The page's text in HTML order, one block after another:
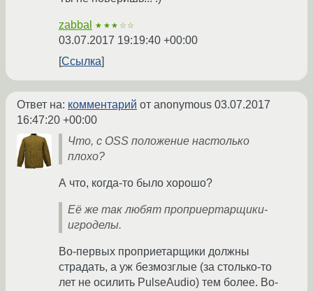
zabbal ★★★☆☆
03.07.2017 19:19:40 +00:00
Ссылка
Ответ на: комментарий от anonymous 03.07.2017
16:47:20 +00:00
Что, с OSS положение настолько
плохо?
А что, когда-то было хорошо?
Её же так любят проприертарщики-
игроделы.
Во-первых проприетарщики должны
страдать, а уж безмозглые (за столько-то
лет не осилить PulseAudio) тем более. Во-